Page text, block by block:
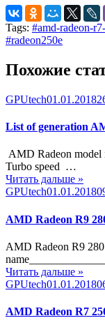
Tags: #amd-radeon-
#radeon250e
Похожие
Category
GPUtechPosted
01.01.2018
List of generation
AMD Radeon model
Turbo speed …
Читать дальше »
Category
GPUtechPosted
01.01.2018
AMD Radeon R9
AMD Radeon R9
Читать дальше »
Category
GPUtechPosted
01.01.2018
AMD Radeon R7